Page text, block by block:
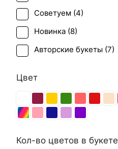
Советуем (4)
Новинка (8)
Авторские букеты (7)
Цвет
Кол-во цветов в букете